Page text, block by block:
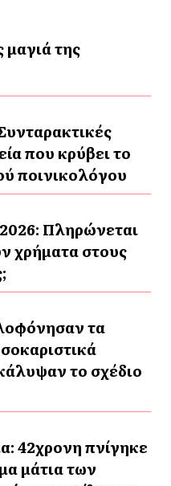
της
που κρύβει το
ποινικολόγου
Πληρώνεται
χρήματα στους
τα
το σχέδιο
42χρονη πνίγηκε
μάτια των